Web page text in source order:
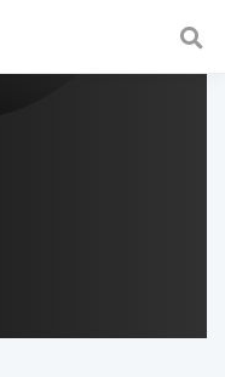
a fast and